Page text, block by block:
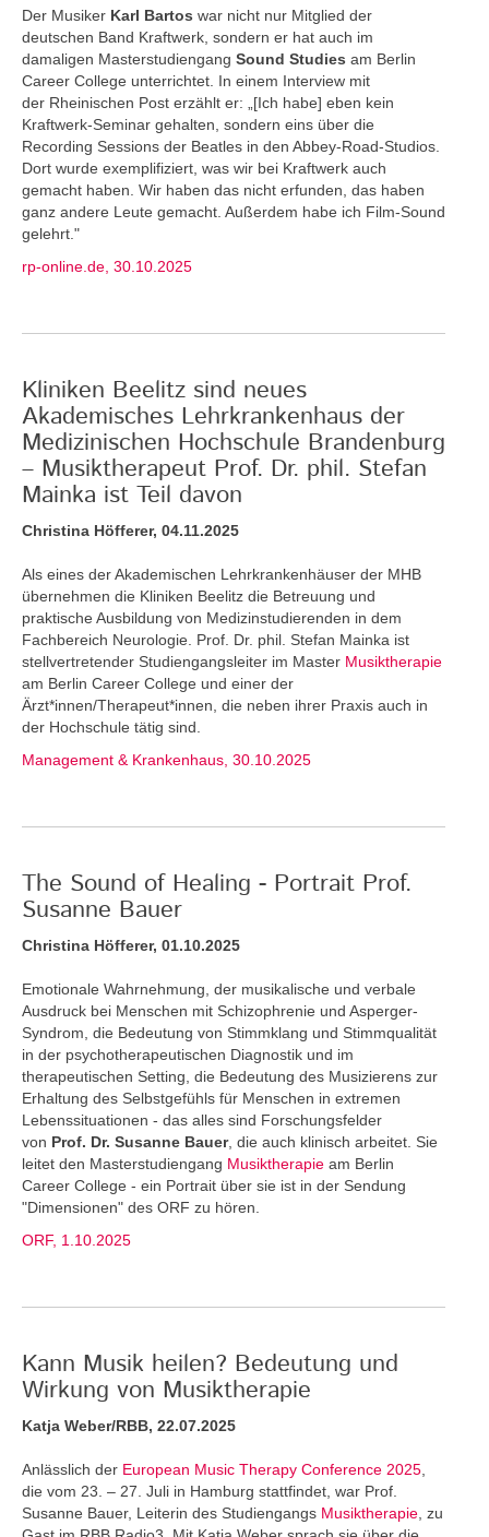
Der Musiker Karl Bartos war nicht nur Mitglied der
deutschen Band Kraftwerk, sondern er hat auch im
damaligen Masterstudiengang Sound Studies am Berlin
Career College unterrichtet. In einem Interview mit
der Rheinischen Post erzählt er: „[Ich habe] eben kein
Kraftwerk-Seminar gehalten, sondern eins über die
Recording Sessions der Beatles in den Abbey-Road-Studios.
Dort wurde exemplifiziert, was wir bei Kraftwerk auch
gemacht haben. Wir haben das nicht erfunden, das haben
ganz andere Leute gemacht. Außerdem habe ich Film-Sound
gelehrt."
rp-online.de, 30.10.2025
Kliniken Beelitz sind neues
Akademisches Lehrkrankenhaus der
Medizinischen Hochschule Brandenburg
– Musiktherapeut Prof. Dr. phil. Stefan
Mainka ist Teil davon
Christina Höfferer, 04.11.2025
Als eines der Akademischen Lehrkrankenhäuser der MHB
übernehmen die Kliniken Beelitz die Betreuung und
praktische Ausbildung von Medizinstudierenden in dem
Fachbereich Neurologie. Prof. Dr. phil. Stefan Mainka ist
stellvertretender Studiengangsleiter im Master Musiktherapie
am Berlin Career College und einer der
Ärzt*innen/Therapeut*innen, die neben ihrer Praxis auch in
der Hochschule tätig sind.
Management & Krankenhaus, 30.10.2025
The Sound of Healing - Portrait Prof.
Susanne Bauer
Christina Höfferer, 01.10.2025
Emotionale Wahrnehmung, der musikalische und verbale
Ausdruck bei Menschen mit Schizophrenie und Asperger-
Syndrom, die Bedeutung von Stimmklang und Stimmqualität
in der psychotherapeutischen Diagnostik und im
therapeutischen Setting, die Bedeutung des Musizierens zur
Erhaltung des Selbstgefühls für Menschen in extremen
Lebenssituationen - das alles sind Forschungsfelder
von Prof. Dr. Susanne Bauer, die auch klinisch arbeitet. Sie
leitet den Masterstudiengang Musiktherapie am Berlin
Career College - ein Portrait über sie ist in der Sendung
"Dimensionen" des ORF zu hören.
ORF, 1.10.2025
Kann Musik heilen? Bedeutung und
Wirkung von Musiktherapie
Katja Weber/RBB, 22.07.2025
Anlässlich der European Music Therapy Conference 2025
die vom 23. – 27. Juli in Hamburg stattfindet, war Prof.
Susanne Bauer, Leiterin des Studiengangs Musiktherapie , zu